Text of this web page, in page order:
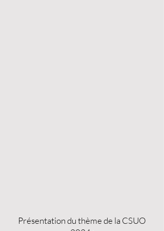
Présentation du thème de la CSUO